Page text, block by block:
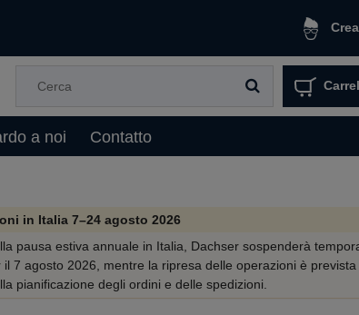
a noi Contatto
in Italia 7–24 agosto 2026
pausa estiva annuale in Italia, Dachser sospenderà
7 agosto 2026, mentre la ripresa delle operazioni è
pianificazione degli ordini e delle spedizioni.